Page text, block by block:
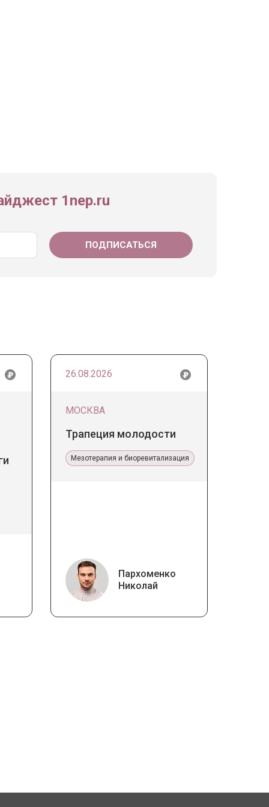
1nep.ru
26.08.2026
МОСКВА
Трапеция молодости
Мезотерапия и биоревитализация
Пархоменко
Николай